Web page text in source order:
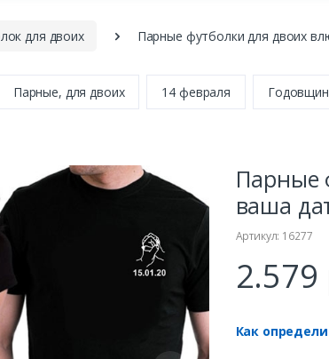
для двоих Парные футболки для двоих
Парные, для двоих 14 февраля
Парные
ваша
Артикул: 16277
2.579
Как